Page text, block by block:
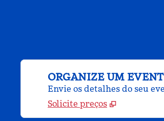
ORGANIZE UM
Envie os detalhes do seu
Solicite preços